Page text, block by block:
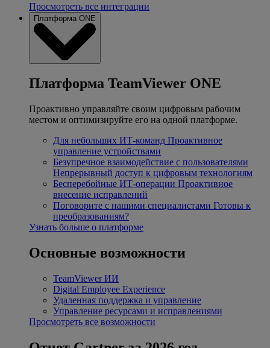
Просмотреть все интеграции
Платформа ONE
Платформа TeamViewer ONE
Проактивно управляйте своим цифровым рабочим
местом и оптимизируйте его на одной платформе.
Для небольших ИТ-команд Проактивное
управление устройствами
Безупречное взаимодействие с пользователями
Непрерывный доступ к цифровым технологиям
Бесперебойные ИТ-операции Проактивное
внесение исправлений
Поговорите с нашими специалистами Готовы к
преобразованиям?
Узнать больше о платформе
Основные возможности
TeamViewer ИИ
Digital Employee Experience
Удаленная поддержка и управление
Управление ресурсами и исправлениями
Просмотреть все возможности